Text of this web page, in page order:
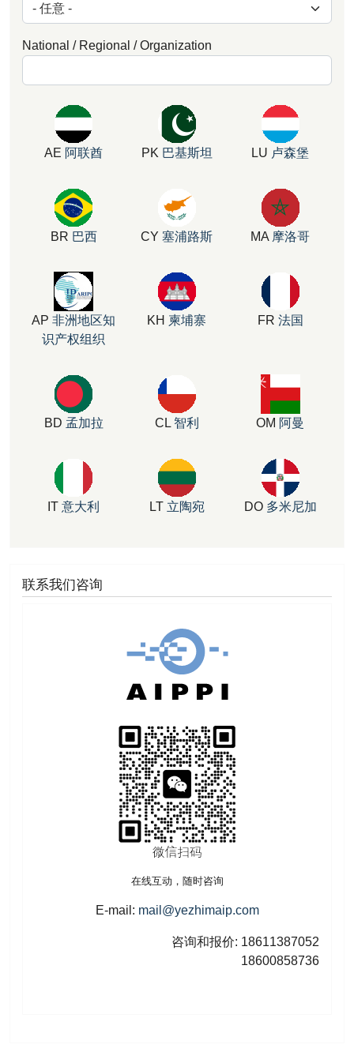
National / Regional / Organization
AE 阿联酋 PK 巴基斯坦 LU 卢森堡
BR 巴西 CY 塞浦路斯 MA 摩洛哥
AP 非洲地区知
识产权组织
KH 柬埔寨 FR 法国
BD 孟加拉 CL 智利 OM 阿曼
IT 意大利 LT 立陶宛 DO 多米尼加
联系我们咨询
在线互动，随时咨询
E-mail: mail@yezhimaip.com
咨询和报价: 18611387052
18600858736